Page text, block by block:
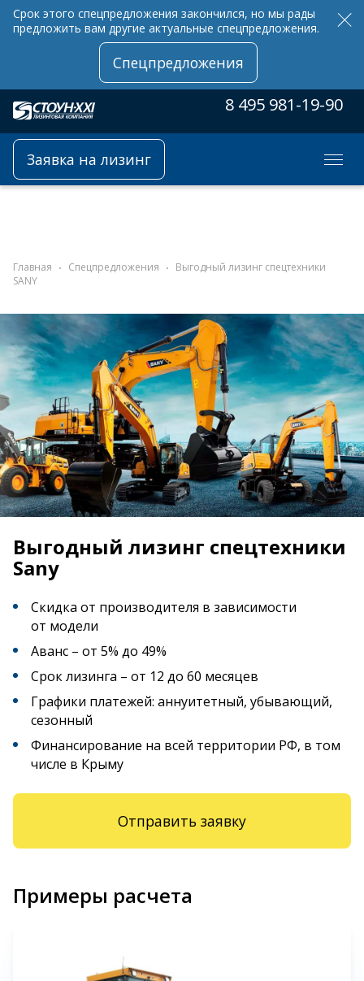
Срок этого спецпредложения закончился, но мы рады
предложить вам другие актуальные спецпредложения.
Спецпредложения
8 495 981-19-90
Заявка на лизинг
Главная Спецпредложения
Выгодный лизинг спецтехники
SANY
Выгодный лизинг спецтехники
Sany
Скидка от производителя в зависимости
от модели
Аванс – от 5% до 49%
Срок лизинга – от 12 до 60 месяцев
Графики платежей: аннуитетный, убывающий,
сезонный
Финансирование на всей территории РФ, в том
числе в Крыму
Отправить заявку
Примеры расчета